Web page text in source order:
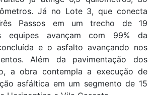
Já no Lote 3, que conecta
Passos em um trecho de 19
equipes avançam com 99% da
e o asfalto avançando nos
Além da pavimentação dos
a obra contempla a execução de
asfáltica em um segmento de 15